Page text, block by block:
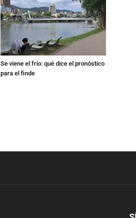
Se viene el frío: qué dice el pronóstico
para el finde